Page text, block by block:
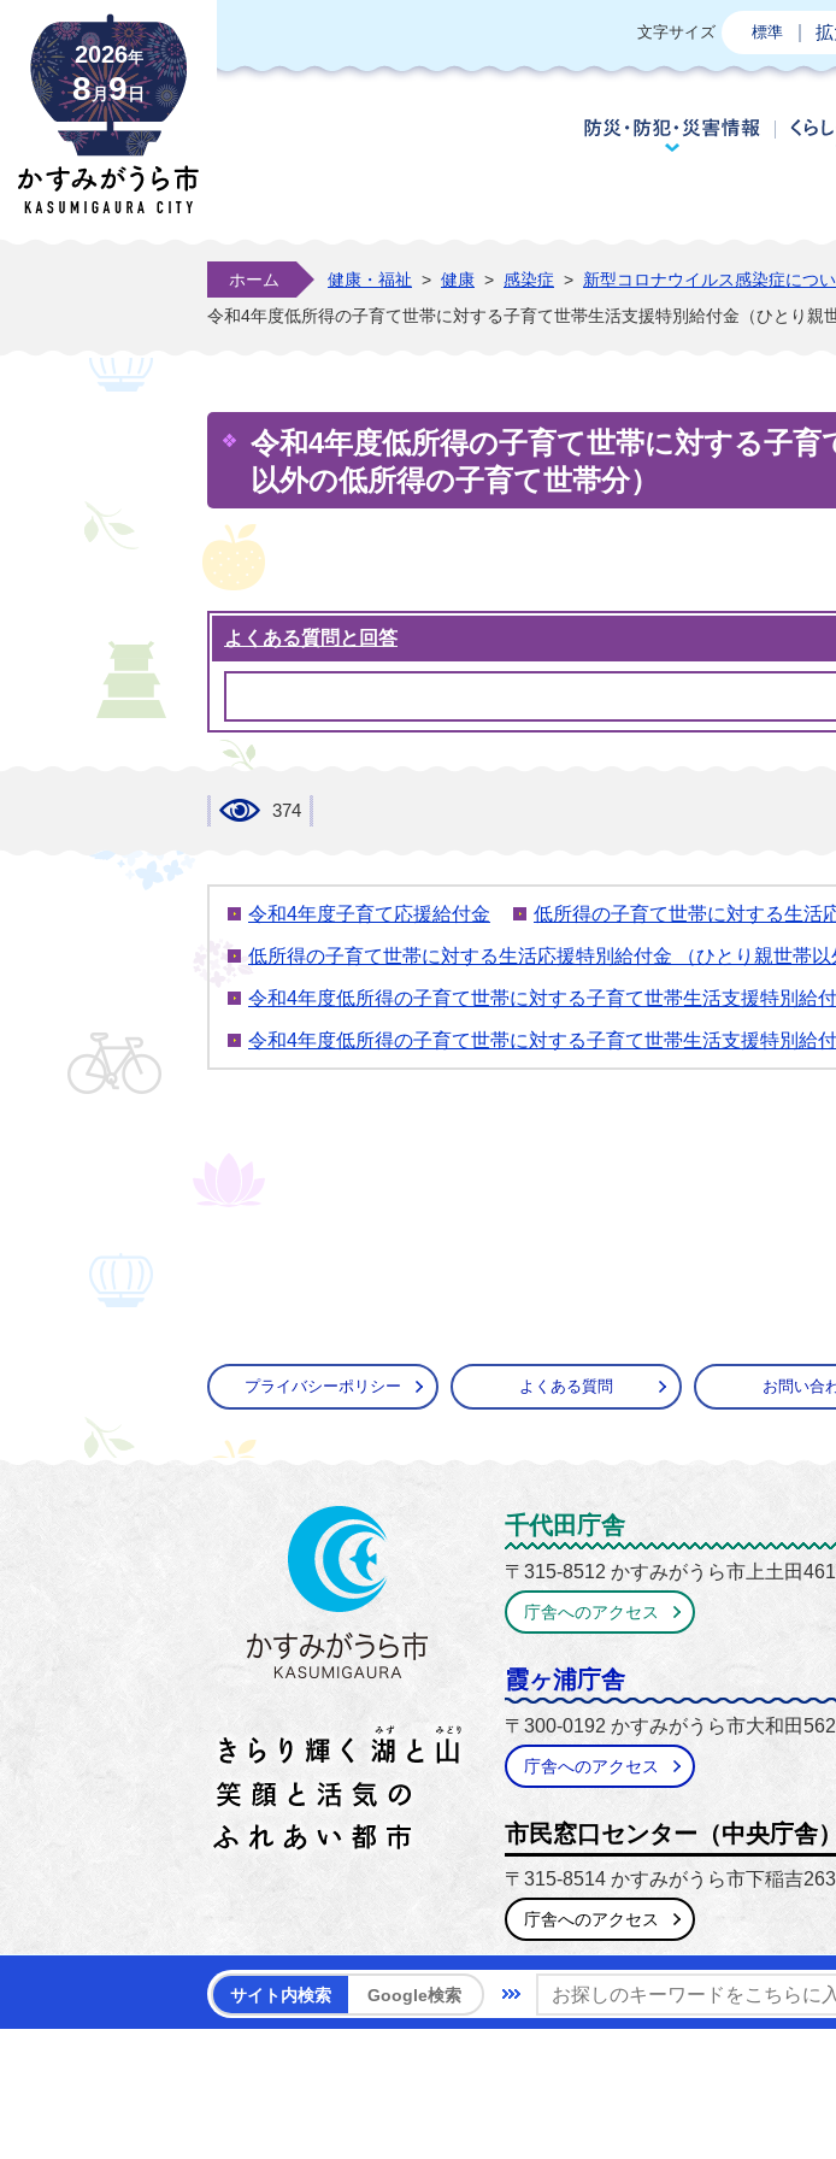
2026年
8月9日
文字サイズ 標準
サイト内検索 Google検索
防災
ホーム 健康・福祉 > 健康 > 感染症 > 新型コロナウイルス感染症につ
令和4年度低所得の子育て世帯に対する子育て世帯生活支援特別給付金（ひとり親
令和4年度低所得の子育て世帯に対する子
以外の低所得の子育て世帯分）
よくある質問と回答
374
令和4年度子育て応援給付金 低所得の子育て世帯に対する生活
低所得の子育て世帯に対する生活応援特別給付金 （ひとり親世帯以
令和4年度低所得の子育て世帯に対する子育て世帯生活支援特別給
令和4年度低所得の子育て世帯に対する子育て世帯生活支援特別給
プライバシーポリシー よくある質問 お問い合
かすみがうら市
千代田庁舎
〒315-8512 かすみがうら市上土田
庁舎へのアクセス
霞ヶ浦庁舎
〒300-0192 かすみがうら市大和田
庁舎へのアクセス
市民窓口センター（中央庁舎）
〒315-8514 かすみがうら市下稲吉
庁舎へのアクセス
【電話番号】0299-59-2111 / 029-
【窓口延長】市民窓口センター（中